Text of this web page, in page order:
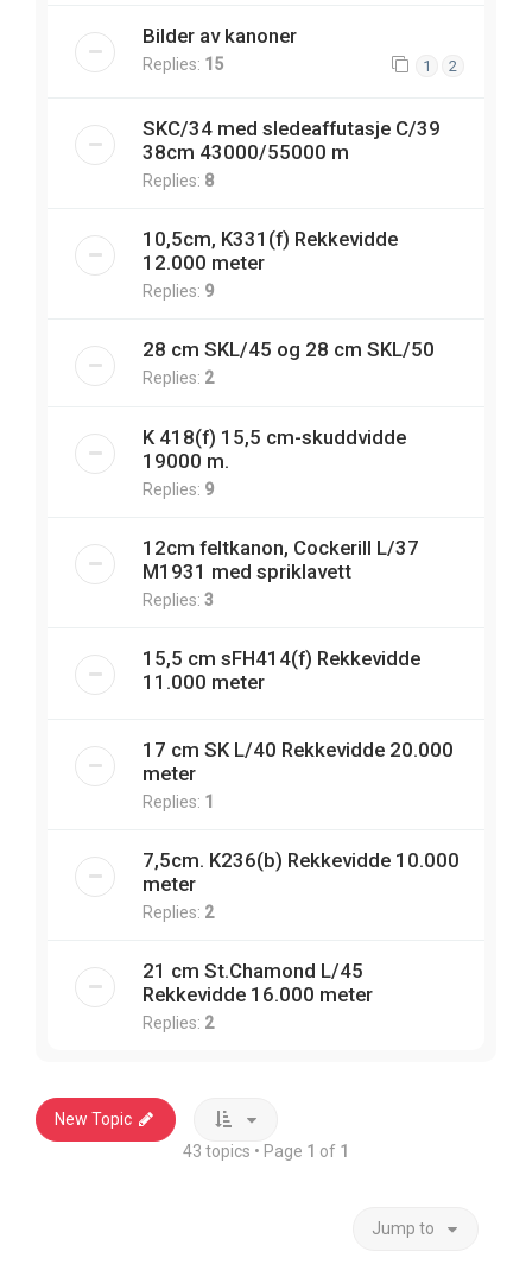
Bilder av kanoner
Replies: 15 1 2
SKC/34 med sledeaffutasje C/39
38cm 43000/55000 m
Replies: 8
10,5cm, K331(f) Rekkevidde
12.000 meter
Replies: 9
28 cm SKL/45 og 28 cm SKL/50
Replies: 2
K 418(f) 15,5 cm-skuddvidde
19000 m.
Replies: 9
12cm feltkanon, Cockerill L/37
M1931 med spriklavett
Replies: 3
15,5 cm sFH414(f) Rekkevidde
11.000 meter
17 cm SK L/40 Rekkevidde 20.000
meter
Replies: 1
7,5cm. K236(b) Rekkevidde 10.000
meter
Replies: 2
21 cm St.Chamond L/45
Rekkevidde 16.000 meter
Replies: 2
New Topic
43 topics • Page 1 of 1
Jump to